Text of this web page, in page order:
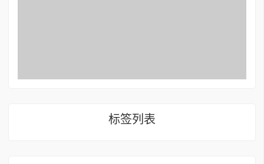
标签列表